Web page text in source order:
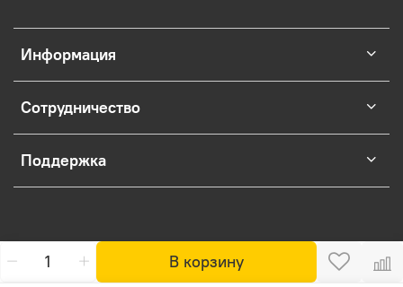
В корзину
Информация
Сотрудничество
Поддержка